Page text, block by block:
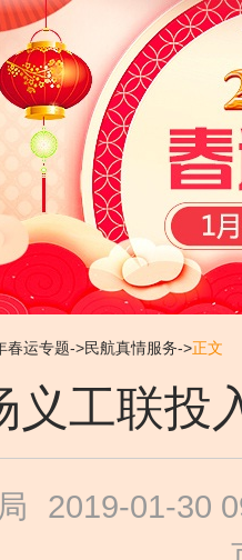
春运专题->民航真情服务->正文
义工联投
2019-01-30